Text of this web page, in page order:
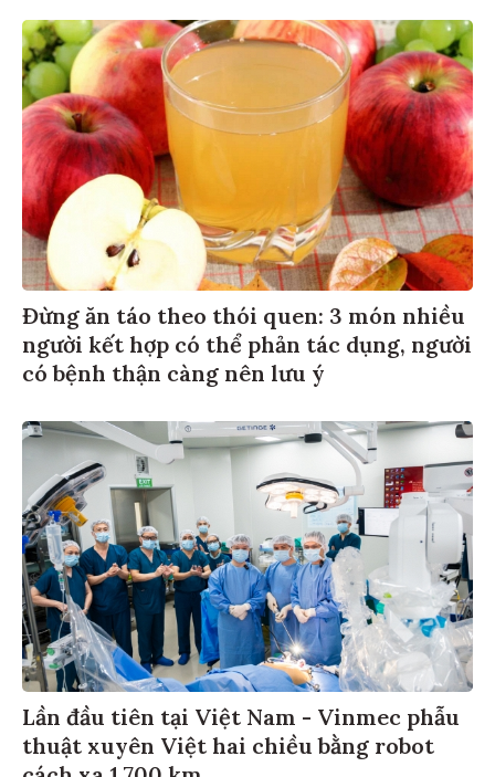
Đừng ăn táo theo thói quen: 3 món nhiều
người kết hợp có thể phản tác dụng, người
có bệnh thận càng nên lưu ý
Lần đầu tiên tại Việt Nam - Vinmec phẫu
thuật xuyên Việt hai chiều bằng robot